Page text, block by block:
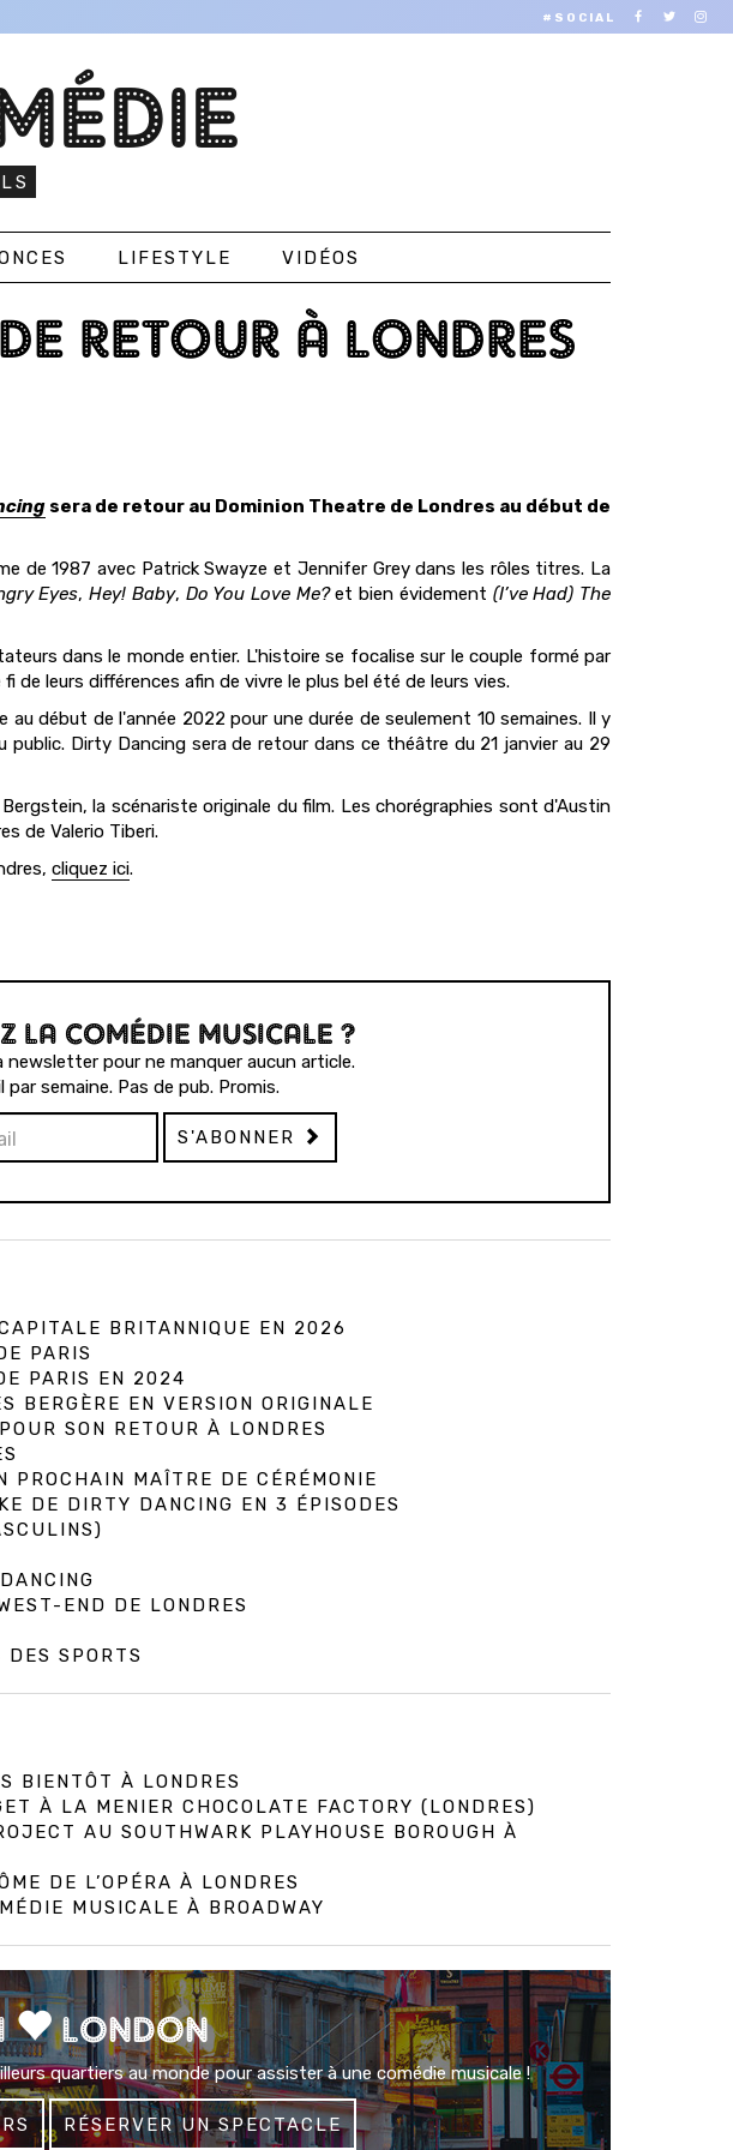
#SOCIAL
LIFESTYLE VIDÉOS
RETOUR À LONDRES
sera de retour au Dominion Theatre de Londres au début de
de 1987 avec Patrick Swayze et Jennifer Grey dans les rôles titres. La
Eyes,Hey! Baby, Do You Love Me?et bien évidement (I’ve Had) The
dans le monde entier. L'histoire se focalise sur le couple formé par
leurs différences afin de vivre le plus bel été de leurs vies.
début de l'année 2022 pour une durée de seulement 10 semaines. Il y
Dirty Dancing sera de retour dans ce théâtre du 21 janvier au 29
la scénariste originale du film. Les chorégraphies sont d'Austin
de Valerio Tiberi.
cliquez ici.
LA COMÉDIE MUSICALE ?
newsletter pour ne manquer aucun article.
par semaine. Pas de pub. Promis.
S'ABONNER
BRITANNIQUE EN 2026
PARIS
PARIS EN 2024
BERGÈRE EN VERSION ORIGINALE
SON RETOUR À LONDRES
PROCHAIN MAÎTRE DE CÉRÉMONIE
DE DIRTY DANCING EN 3 ÉPISODES
END DE LONDRES
SPORTS
BIENTÔT À LONDRES
À LA MENIER CHOCOLATE FACTORY (LONDRES)
AU SOUTHWARK PLAYHOUSE BOROUGH À
DE L’OPÉRA À LONDRES
MUSICALE À BROADWAY
LONDON
quartiers au monde pour assister à une comédie musicale !
RÉSERVER UN SPECTACLE